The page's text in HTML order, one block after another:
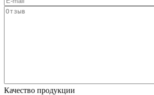
Качество продукции